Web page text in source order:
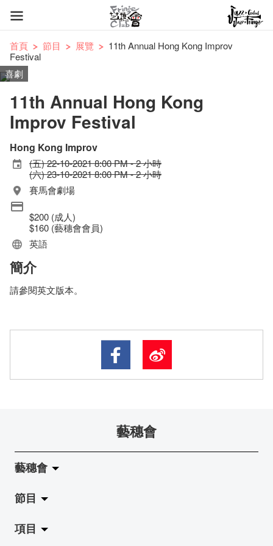
首頁 節目 展覽
11th Annual Hong Kong Improv
Festival
喜劇
11th Annual Hong Kong
Improv Festival
Hong Kong Improv
(五) 22-10-2021 8:00 PM - 2 小時
(六) 23-10-2021 8:00 PM - 2 小時
賽馬會劇場
$200 (成人)
$160 (藝穗會會員)
英語
簡介
請參閱英文版本。
藝穗會
藝穗會
關於藝穗會
藝穗會的演化
節目
拉闊
項目